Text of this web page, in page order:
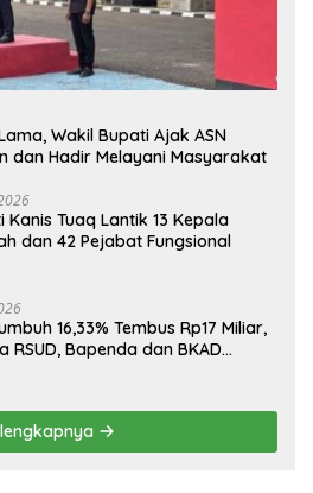
Wakil Bupati Ajak ASN
dan Hadir Melayani Masyarakat
Kanis Tuaq Lantik 13 Kepala
dan 42 Pejabat Fungsional
16,33% Tembus Rp17 Miliar,
RSUD, Bapenda dan BKAD